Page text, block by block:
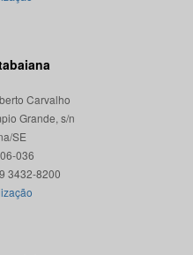
Carvalho
Grande, s/n
SE
036